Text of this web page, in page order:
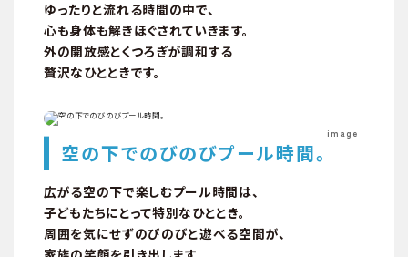
ゆったりと流れる時間の中で、
心も身体も解きほぐされていきます。
外の開放感とくつろぎが調和する
贅沢なひとときです。
image
空の下でのびのびプール時間。
広がる空の下で楽しむプール時間は、
子どもたちにとって特別なひととき。
周囲を気にせずのびのびと遊べる空間が、